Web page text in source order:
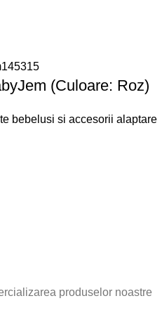
(Culoare: Roz)
bebelusi si accesorii alaptare
produselor noastre